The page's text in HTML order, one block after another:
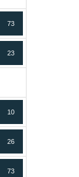
133
73
23
16
10
26
73